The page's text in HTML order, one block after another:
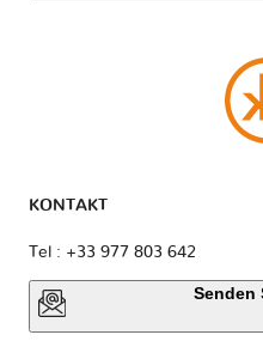
KONTAKT
Tel : +33 977 803 642
Senden